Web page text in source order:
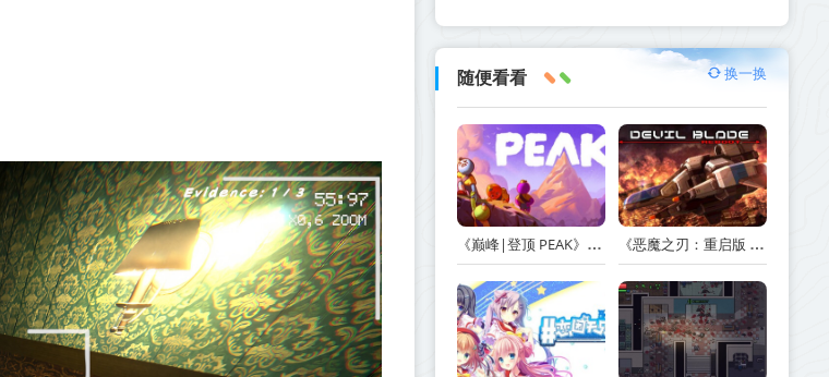
随便看看 换一换
《巅峰|登顶 PEAK》v1.47.a【单机+联机】丨中文版网盘下载 《恶魔之刃：重启版 DEVIL BLADE REBOOT》v1.2.4-免安装中文版丨中文版网盘下载